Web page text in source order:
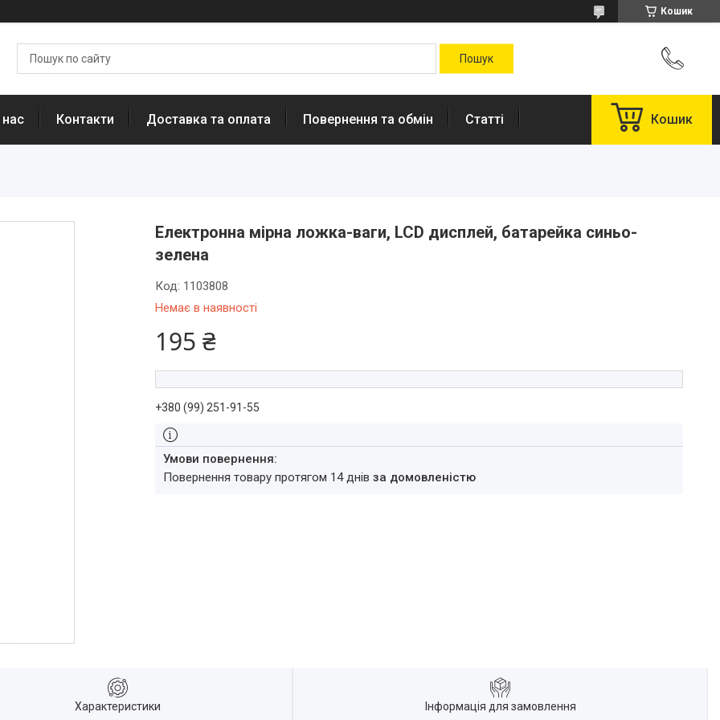
Кошик
Контакти Доставка та оплата Повернення та обмін Статті Кошик
Електронна мірна ложка-ваги, LCD дисплей, батарейка синьо-
зелена
Немає в наявності
Код: 1103808
195 ₴
+380 (99) 251-91-55
повернення товару протягом 14 днівза домовленістю
Характеристики Інформація для замовлення